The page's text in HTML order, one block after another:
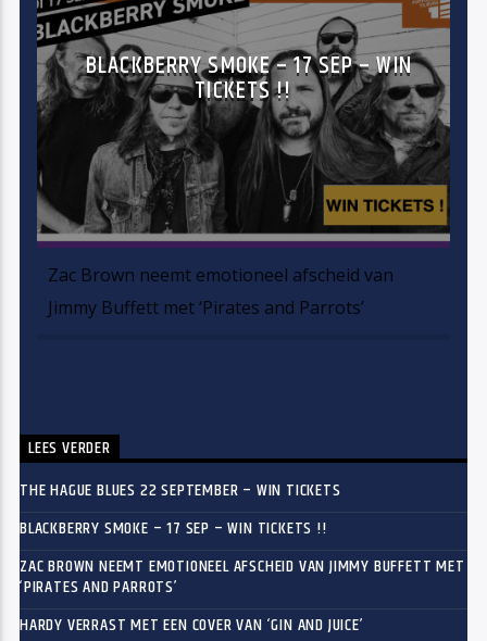
BLACKBERRY SMOKE – 17 SEP – WIN
TICKETS !!
Zac Brown neemt emotioneel afscheid van
Jimmy Buffett met ‘Pirates and Parrots’
LEES VERDER
THE HAGUE BLUES 22 SEPTEMBER – WIN TICKETS
BLACKBERRY SMOKE – 17 SEP – WIN TICKETS !!
ZAC BROWN NEEMT EMOTIONEEL AFSCHEID VAN JIMMY BUFFETT MET
‘PIRATES AND PARROTS’
HARDY VERRAST MET EEN COVER VAN ‘GIN AND JUICE’